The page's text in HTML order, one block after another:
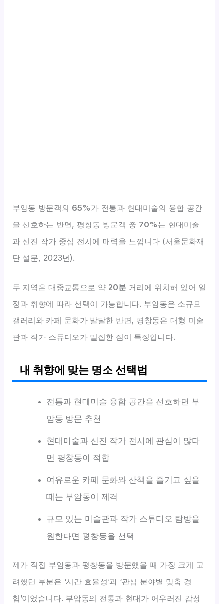
부암동 방문객의 65%가 전통과 현대미술의 융합 공간
을 선호하는 반면, 평창동 방문객 중 70%는 현대미술
과 신진 작가 중심 전시에 매력을 느낍니다 (서울문화재
단 설문, 2023년).
두 지역은 대중교통으로 약 20분 거리에 위치해 있어 일
정과 취향에 따라 선택이 가능합니다. 부암동은 소규모
갤러리와 카페 문화가 발달한 반면, 평창동은 대형 미술
관과 작가 스튜디오가 밀집한 점이 특징입니다.
내 취향에 맞는 명소 선택법
전통과 현대미술 융합 공간을 선호하면 부
암동 방문 추천
현대미술과 신진 작가 전시에 관심이 많다
면 평창동이 적합
여유로운 카페 문화와 산책을 즐기고 싶을
때는 부암동이 제격
규모 있는 미술관과 작가 스튜디오 탐방을
원한다면 평창동을 선택
제가 직접 부암동과 평창동을 방문했을 때 가장 크게 고
려했던 부분은 ‘시간 효율성’과 ‘관심 분야별 맞춤 경
험’이었습니다. 부암동의 전통과 현대가 어우러진 감성